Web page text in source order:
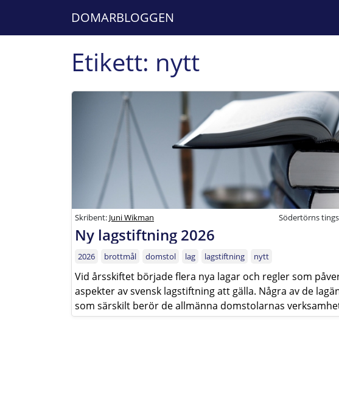
DOMARBLOGGEN
Etikett: nytt
Skribent: Juni Wikman Södertörns
Ny lagstiftning 2026
2026 brottmål domstol lag lagstiftning nytt
Vid årsskiftet började flera nya lagar och regler som
aspekter av svensk lagstiftning att gälla. Några av de
som särskilt berör de allmänna domstolarnas